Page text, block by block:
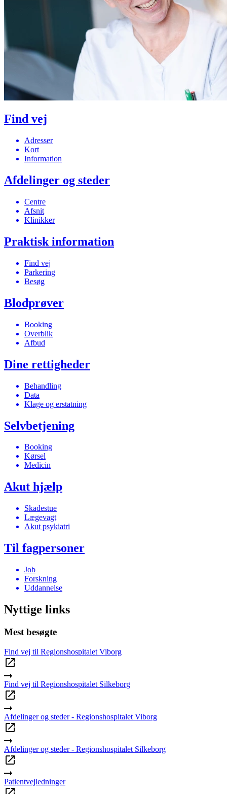
Find vej
Adresser
Kort
Information
Afdelinger og steder
Centre
Afsnit
Klinikker
Praktisk information
Find vej
Parkering
Besøg
Blodprøver
Booking
Overblik
Afbud
Dine rettigheder
Behandling
Data
Klage og erstatning
Selvbetjening
Booking
Kørsel
Medicin
Akut hjælp
Skadestue
Lægevagt
Akut psykiatri
Til fagpersoner
Job
Forskning
Uddannelse
Nyttige links
Mest besøgte
Find vej til Regionshospitalet Viborg
Find vej til Regionshospitalet Silkeborg
Afdelinger og steder - Regionshospitalet Viborg
Afdelinger og steder - Regionshospitalet Silkeborg
Patientvejledninger